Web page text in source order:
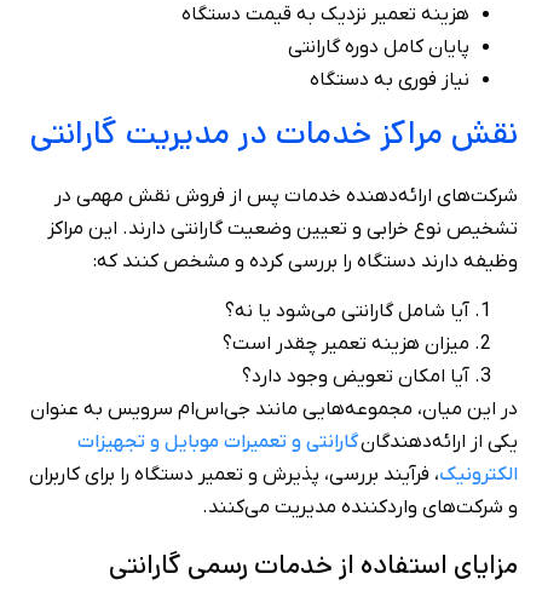
هزینه تعمیر نزدیک به قیمت دستگاه
پایان کامل دوره گارانتی
نیاز فوری به دستگاه
نقش مراکز خدمات در مدیریت گارانتی
شرکت‌های ارائه‌دهنده خدمات پس از فروش نقش مهمی در
تشخیص نوع خرابی و تعیین وضعیت گارانتی دارند. این مراکز
وظیفه دارند دستگاه را بررسی کرده و مشخص کنند که:
آیا شامل گارانتی می‌شود یا نه؟
میزان هزینه تعمیر چقدر است؟
آیا امکان تعویض وجود دارد؟
در این میان، مجموعه‌هایی مانند جی‌اس‌ام سرویس به عنوان
یکی از ارائه‌دهندگانگارانتی و تعمیرات موبایل و تجهیزات
الکترونیک، فرآیند بررسی، پذیرش و تعمیر دستگاه را برای کاربران
و شرکت‌های واردکننده مدیریت می‌کنند.
مزایای استفاده از خدمات رسمی گارانتی